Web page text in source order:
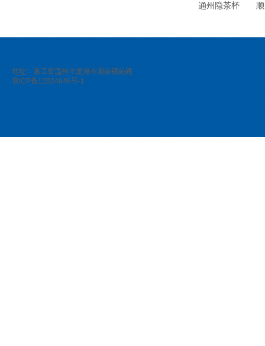
通州隐茶杯
地址：浙江省温州市龙港市湖前镇前路
浙ICP备12024646号-1